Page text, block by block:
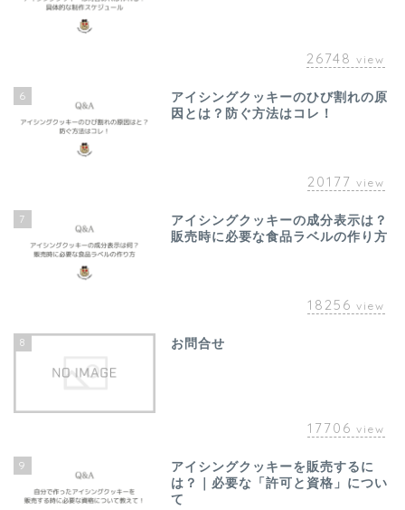
26748 view
6
アイシングクッキーのひび割れの原
因とは？防ぐ方法はコレ！
20177 view
7
アイシングクッキーの成分表示は？
販売時に必要な食品ラベルの作り方
18256 view
8 お問合せ
17706 view
9
アイシングクッキーを販売するに
は？｜必要な「許可と資格」につい
て